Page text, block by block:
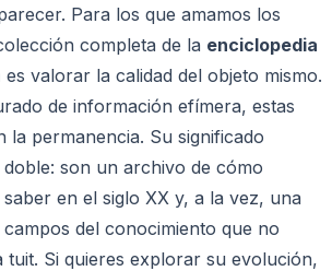
Para los que amamos los
completa de la enciclopedia
es valorar la calidad del objeto mismo.
de información efímera, estas
la permanencia. Su significado
son un archivo de cómo
en el siglo XX y, a la vez, una
del conocimiento que no
tuit. Si quieres explorar su evolución,